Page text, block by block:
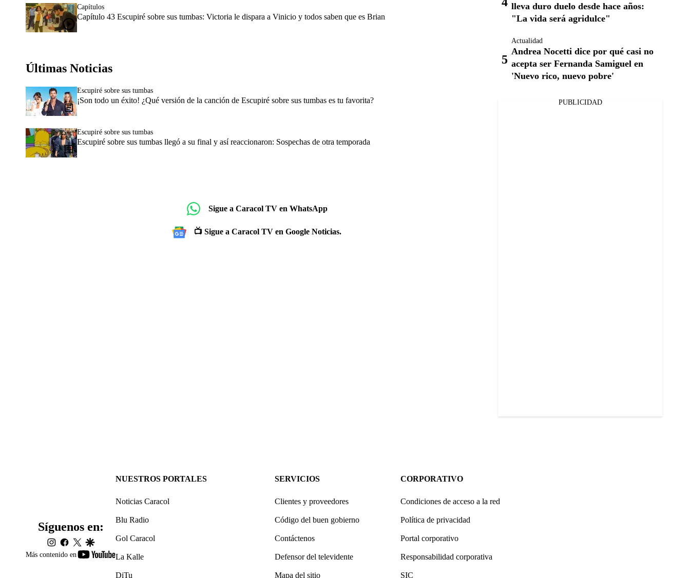
Capítulos
Capítulo 43 Escupiré sobre sus tumbas: Victoria le dispara a Vinicio y todos saben que es Brian
Últimas Noticias
Escupiré sobre sus tumbas
¡Son todo un éxito! ¿Qué versión de la canción de Escupiré sobre sus tumbas es tu favorita?
Escupiré sobre sus tumbas
Escupiré sobre sus tumbas llegó a su final y así reaccionaron: Sospechas de otra temporada
Sigue a Caracol TV en WhatsApp
📺 Sigue a Caracol TV en Google Noticias.
lleva duro duelo desde hace años:
"La vida será agridulce"
Actualidad
Andrea Nocetti dice por qué casi no
acepta ser Fernanda Samiguel en
'Nuevo rico, nuevo pobre'
PUBLICIDAD
Más contenido en
youtube-
Síguenos en:
instagram
facebook
twittergoogle
NUESTROS PORTALES
Noticias Caracol
Blu Radio
Gol Caracol
La Kalle
DiTu
SERVICIOS
Clientes y proveedores
Código del buen gobierno
Contáctenos
Defensor del televidente
Mapa del sitio
CORPORATIVO
Condiciones de acceso a la red
Política de privacidad
Portal corporativo
Responsabilidad corporativa
SIC